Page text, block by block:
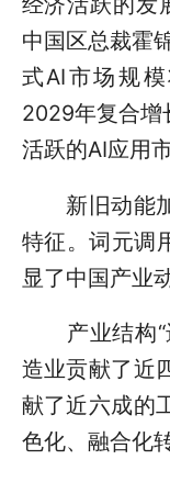
中国区总裁霍
式AI市场规
2029年复合增
活跃的AI应用
新旧动能加
特征。词元调
显了中国产业
产业结构“
造业贡献了近
献了近六成的
色化、融合化